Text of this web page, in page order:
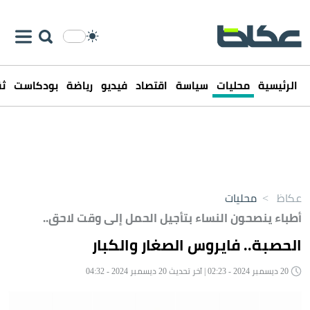
الرئيسية محليات سياسة اقتصاد فيديو رياضة بودكاست
عكاظ > محليات
أطباء ينصحون النساء بتأجيل الحمل إلى وقت لاحق..
الحصبة.. فايروس الصغار والكبار